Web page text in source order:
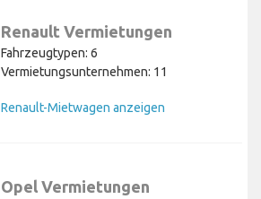
Renault Vermietungen
Fahrzeugtypen: 6
Vermietungsunternehmen: 11
Renault-Mietwagen anzeigen
Opel Vermietungen